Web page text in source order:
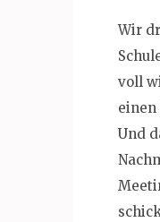
Wir
voll
Und